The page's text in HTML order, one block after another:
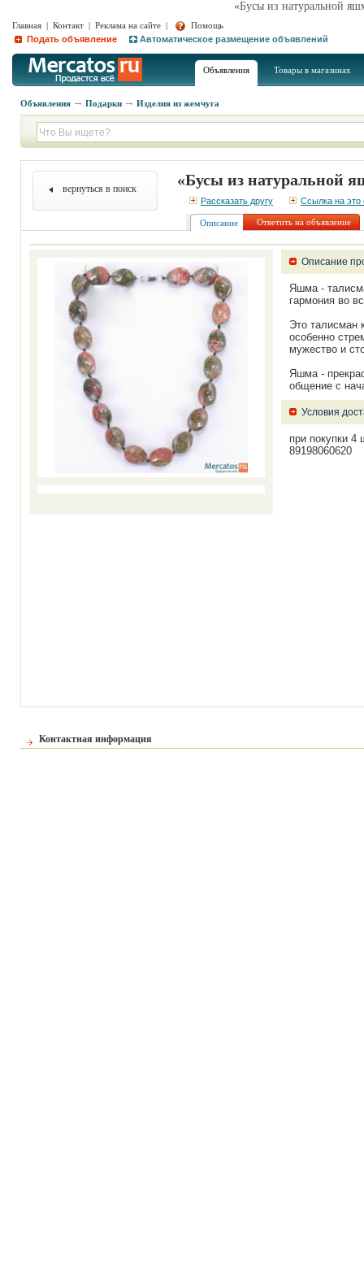
«Бусы из натуральной
Главная | Контакт | Реклама на сайте |
Помощь
Подать объявление
Автоматическое размещение объявлений
Объявления Товары в магазинах
Объявления Подарки Изделия из жемчуга
вернуться в поиск «Бусы из натуральной
Рассказать другу Ссылка на это
Описание Ответить на объявление
Описание
Яшма -
гармония во
Это талисман
особенно
мужество и
Яшма -
общение с
Условия
при покупки 4
89198060620
Контактная информация